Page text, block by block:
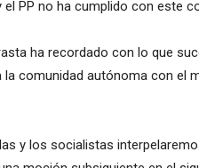
el PP no ha cumplido con este
ha recordado con lo que
la comunidad autónoma con el
y los socialistas